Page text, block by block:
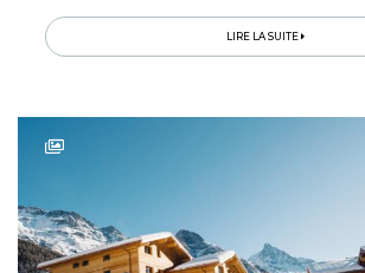
destination...
LIRE LA SUITE